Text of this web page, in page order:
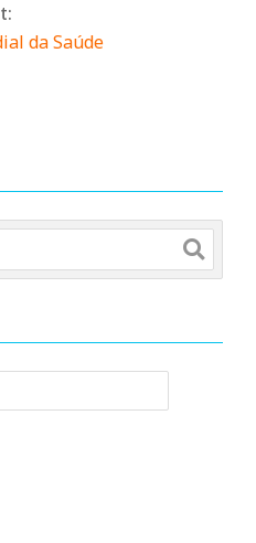
da Saúde